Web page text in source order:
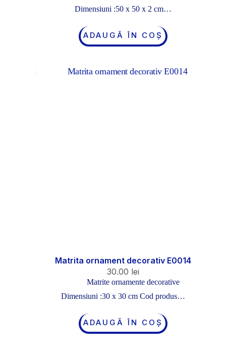
Dimensiuni :50 x 50 x 2 cm…
ADAUGĂ ÎN COȘ
Matrita ornament decorativ E0014
30.00 lei
Matrite ornamente decorative
Dimensiuni :30 x 30 cm Cod produs…
ADAUGĂ ÎN COȘ